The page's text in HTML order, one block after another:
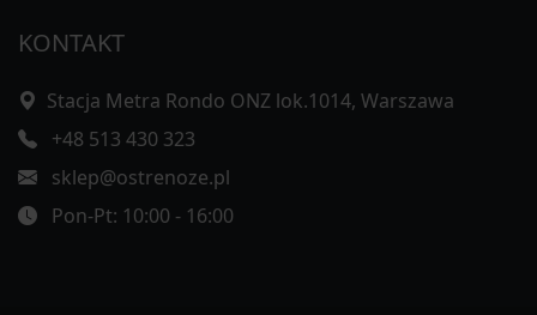
KONTAKT
Stacja Metra Rondo ONZ lok.1014, Warszawa
+48 513 430 323
sklep@ostrenoze.pl
Pon-Pt: 10:00 - 16:00